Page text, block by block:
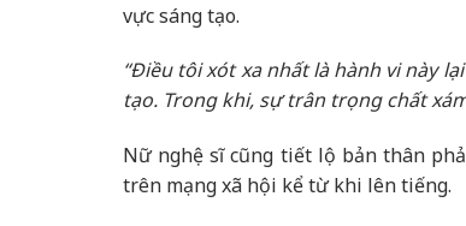
vực sáng tạo.
“Điều tôi xót xa nhất là hành vi này
tạo. Trong khi, sự trân trọng chất
Nữ nghệ sĩ cũng tiết lộ bản thân
trên mạng xã hội kể từ khi lên tiếng.